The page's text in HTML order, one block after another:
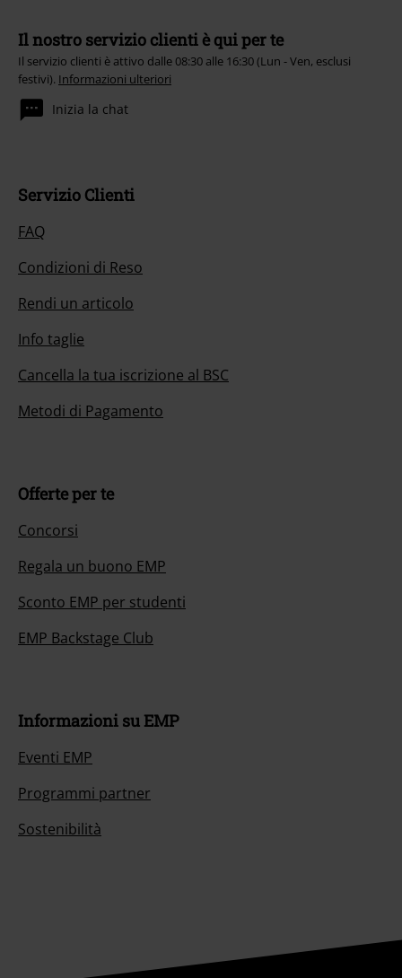
Il nostro servizio clienti è qui per te
Il servizio clienti è attivo dalle 08:30 alle 16:30 (Lun - Ven, esclusi
festivi). Informazioni ulteriori
Inizia la chat
Servizio Clienti
FAQ
Condizioni di Reso
Rendi un articolo
Info taglie
Cancella la tua iscrizione al BSC
Metodi di Pagamento
Offerte per te
Concorsi
Regala un buono EMP
Sconto EMP per studenti
EMP Backstage Club
Informazioni su EMP
Eventi EMP
Programmi partner
Sostenibilità